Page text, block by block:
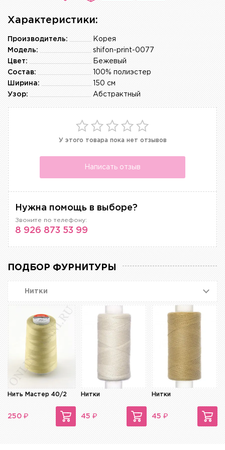
Характеристики:
Корея
Производитель:
shifon-print-0077
Модель:
Бежевый
Цвет:
100% полиэстер
Состав:
150 см
Ширина:
Абстрактный
Узор:
У этого товара пока нет отзывов
Написать отзыв
Нужна помощь в выборе?
Звоните по телефону:
8 926 873 53 99
ПОДБОР ФУРНИТУРЫ
Нитки
Нить Мастер 40/2
250 ₽
Нитки
45 ₽
Нитки
45 ₽